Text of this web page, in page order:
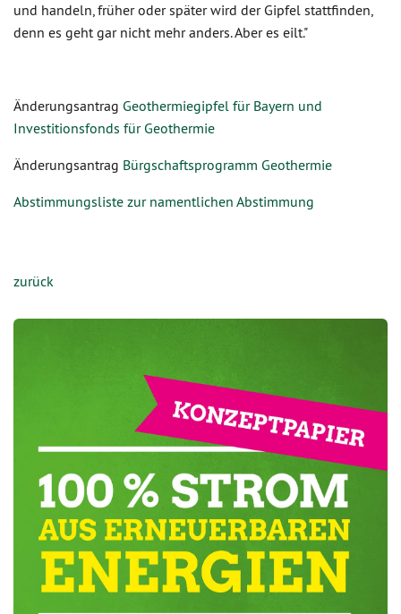
und handeln, früher oder später wird der Gipfel stattfinden,
denn es geht gar nicht mehr anders. Aber es eilt."
Änderungsantrag Geothermiegipfel für Bayern und
Investitionsfonds für Geothermie
Änderungsantrag Bürgschaftsprogramm Geothermie
Abstimmungsliste zur namentlichen Abstimmung
zurück